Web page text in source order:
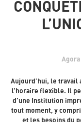
Aujourd’hui, le travail
l’horaire flexible. Il
d’une Institution
tout moment, y
et les besoins du